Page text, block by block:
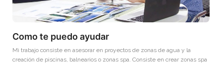
Como te puedo ayudar
Mi trabajo consiste en asesorar en proyectos de zonas de agua y la
creación de piscinas, balnearios o zonas spa. Consiste en crear zonas spa